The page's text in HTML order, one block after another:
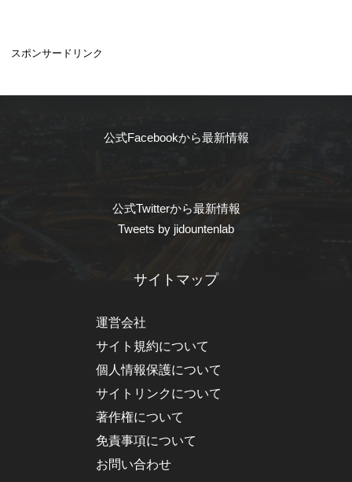
スポンサードリンク
公式Facebookから最新情報
公式Twitterから最新情報
Tweets by jidountenlab
サイトマップ
運営会社
サイト規約について
個人情報保護について
サイトリンクについて
著作権について
免責事項について
お問い合わせ